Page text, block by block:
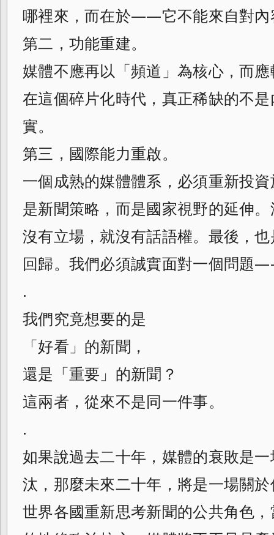
哪裡來，而在於——它不能來自對內
第二，功能重建。
媒體不應再以「頻道」為核心，而
在這個碎片化時代，真正稀缺的不
實。
第三，國際能力重啟。
一個成熟的媒體體系，必須重新投
是新聞策略，而是國家視野的延伸
沒有立場，就沒有話語權。最後，
回歸。我們必須誠實面對一個問題
.
我們究竟想要的是
「好看」的新聞，
還是「重要」的新聞？
這兩者，從來不是同一件事。
.
如果說過去二十年，媒體的衰敗是
汰，那麼未來二十年，將是一場關
世界各國重新思考新聞的公共角色